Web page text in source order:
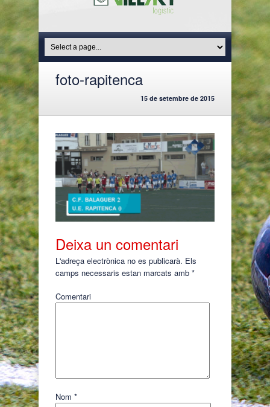
foto-rapitenca
15 de setembre de 2015
Deixa un comentari
L'adreça electrònica no es publicarà. Els
camps necessaris estan marcats amb *
Comentari
Nom *